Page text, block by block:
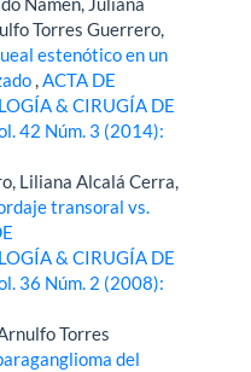
Torres Guerrero,
estenótico en un
,ACTA DE
& CIRUGÍA DE
42 Núm. 3 (2014):
Liliana Alcalá Cerra,
transoral vs.
& CIRUGÍA DE
36 Núm. 2 (2008):
Torres
del